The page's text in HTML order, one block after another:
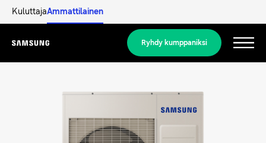
KuluttajaAmmattilainen
Menu
Ryhdy kumppaniksi
Tuotteet
Tuotteet
Ratkaisumme